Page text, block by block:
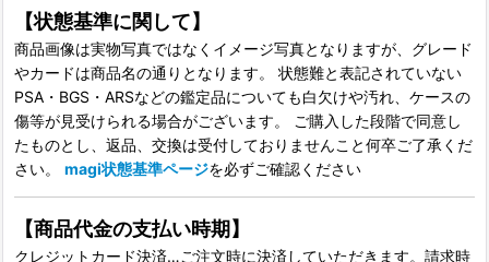
【状態基準に関して】
商品画像は実物写真ではなくイメージ写真となりますが、グレード
やカードは商品名の通りとなります。 状態難と表記されていない
PSA・BGS・ARSなどの鑑定品についても白欠けや汚れ、ケースの
傷等が見受けられる場合がございます。 ご購入した段階で同意し
たものとし、返品、交換は受付しておりませんこと何卒ご了承くだ
さい。 magi状態基準ページを必ずご確認ください
【商品代金の支払い時期】
クレジットカード決済…ご注文時に決済していただきます。請求時